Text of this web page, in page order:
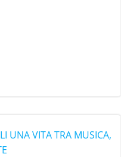
UNA VITA TRA MUSICA,